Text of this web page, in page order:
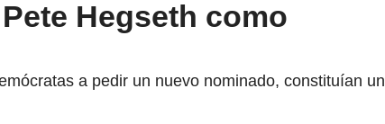
Hegseth como
a pedir un nuevo nominado, constituían